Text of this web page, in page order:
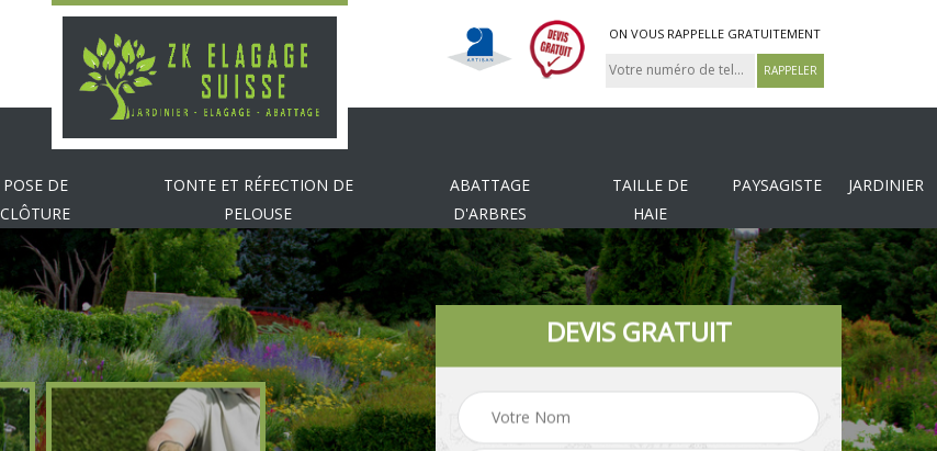
ON VOUS RAPPELLE GRATUITEMENT
POSE DE
CLÔTURE
TONTE ET RÉFECTION DE
PELOUSE
ABATTAGE
D'ARBRES
TAILLE DE
HAIE
PAYSAGISTE JARDINIER
DEVIS GRATUIT